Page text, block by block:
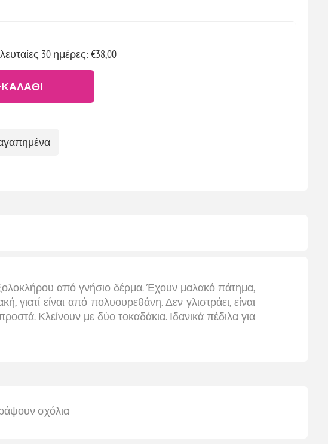
30 ημέρες: €38,00
από γνήσιο δέρμα. Έχουν μαλακό πάτημα,
είναι από πολυουρεθάνη. Δεν γλιστράει, είναι
Κλείνουν με δύο τοκαδάκια. Ιδανικά πέδιλα για
σχόλια